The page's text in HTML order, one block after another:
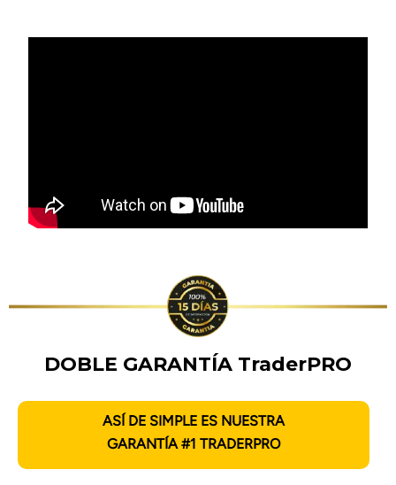
DOBLE GARANTÍA TraderPRO
ASÍ DE SIMPLE ES NUESTRA
GARANTÍA #1 TRADERPRO